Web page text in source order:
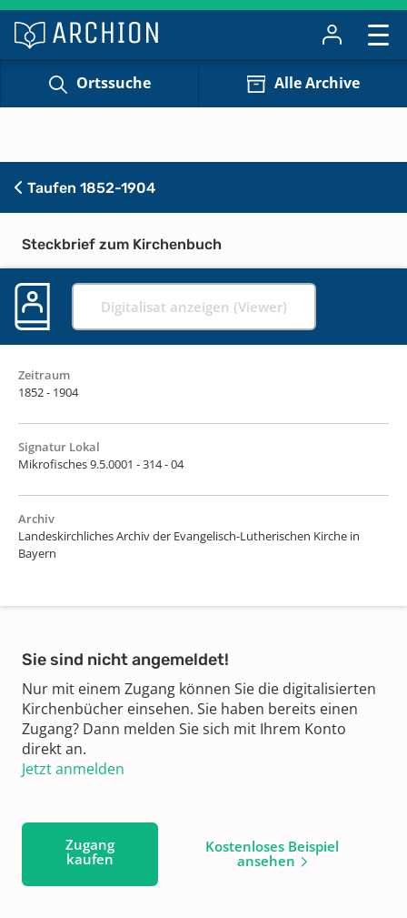
Ortssuche Alle Archive
Taufen 1852-1904
Steckbrief zum Kirchenbuch
Digitalisat anzeigen (Viewer)
Zeitraum
1852 - 1904
Signatur Lokal
Mikrofisches 9.5.0001 - 314 - 04
Archiv
Landeskirchliches Archiv der Evangelisch-Lutherischen Kirche in
Bayern
Sie sind nicht angemeldet!
Nur mit einem Zugang können Sie die digitalisierten
Kirchenbücher einsehen. Sie haben bereits einen
Zugang? Dann melden Sie sich mit Ihrem Konto
direkt an.
Jetzt anmelden
Zugang
kaufen
Kostenloses Beispiel
ansehen